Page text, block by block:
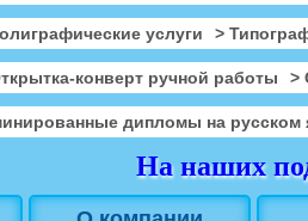
услуги >
конверт ручной работы >
дипломы на русском
На наших